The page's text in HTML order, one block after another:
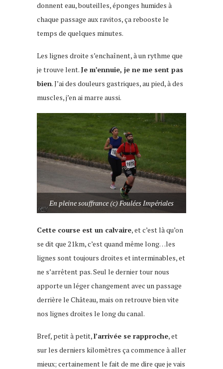
donnent eau, bouteilles, éponges humides à
chaque passage aux ravitos, ça rebooste le
temps de quelques minutes.
Les lignes droite s’enchaînent, à un rythme que
je trouve lent. Je m’ennuie, je ne me sent pas
bien. J’ai des douleurs gastriques, au pied, à des
muscles, j’en ai marre aussi.
En pleine souffrance (c) Foulées Impériales
Cette course est un calvaire, et c’est là qu’on
se dit que 21km, c’est quand même long…les
lignes sont toujours droites et interminables, et
ne s’arrêtent pas. Seul le dernier tour nous
apporte un léger changement avec un passage
derrière le Château, mais on retrouve bien vite
nos lignes droites le long du canal.
Bref, petit à petit,l’arrivée se rapproche, et
sur les derniers kilomètres ça commence à aller
mieux; certainement le fait de me dire que je vais